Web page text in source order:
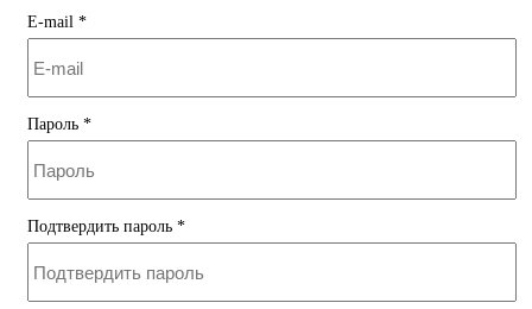
E-mail *
Пароль *
Подтвердить пароль *